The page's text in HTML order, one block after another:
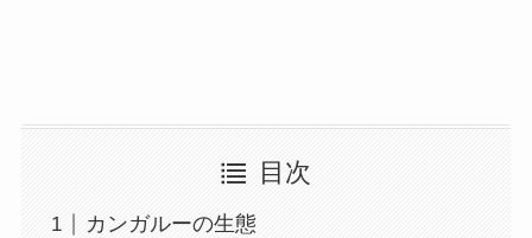
目次
カンガルーの生態